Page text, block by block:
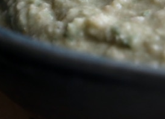
& cupcakes
& sammenlagte kager